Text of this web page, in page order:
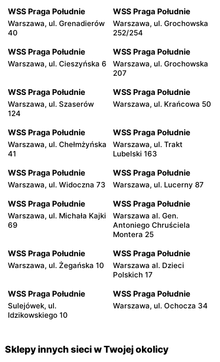
WSS Praga Południe
Warszawa, ul. Grenadierów
40
WSS Praga Południe
Warszawa, ul. Grochowska
252/254
WSS Praga Południe
Warszawa, ul. Cieszyńska 6
WSS Praga Południe
Warszawa, ul. Grochowska
207
WSS Praga Południe
Warszawa, ul. Szaserów
124
WSS Praga Południe
Warszawa, ul. Krańcowa 50
WSS Praga Południe
Warszawa, ul. Chełmżyńska
41
WSS Praga Południe
Warszawa, ul. Trakt
Lubelski 163
WSS Praga Południe
Warszawa, ul. Widoczna 73
WSS Praga Południe
Warszawa, ul. Lucerny 87
WSS Praga Południe
Warszawa, ul. Michała Kajki
69
WSS Praga Południe
Warszawa al. Gen.
Antoniego Chruściela
Montera 25
WSS Praga Południe
Warszawa, ul. Żegańska 10
WSS Praga Południe
Warszawa al. Dzieci
Polskich 17
WSS Praga Południe
Sulejówek, ul.
Idzikowskiego 10
WSS Praga Południe
Warszawa, ul. Ochocza 34
Sklepy innych sieci w Twojej okolicy